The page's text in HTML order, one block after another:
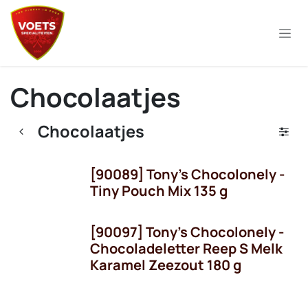
Overslaan naar inhoud
Chocolaatjes
Chocolaatjes
[90089] Tony's Chocolonely -
Tiny Pouch Mix 135 g
[90097] Tony's Chocolonely -
Chocoladeletter Reep S Melk
Karamel Zeezout 180 g